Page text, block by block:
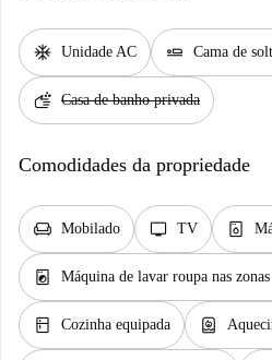
ac_unit Unidade AC airline_seat_flat Cama de
soap Casa de banho privada
Comodidades da propriedade
chair Mobilado tv TV dishwasher_gen
local_laundry_service Máquina de lavar roupa nas
kitchen Cozinha equipada water_heater